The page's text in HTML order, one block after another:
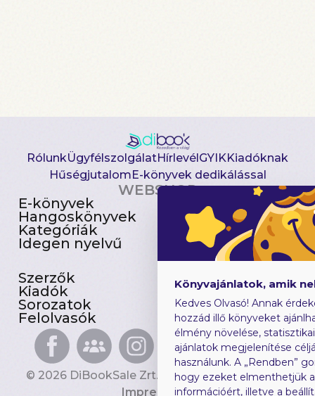
RólunkÜgyfélszolgálatHírlevélGYIKKiadóknak
HűségjutalomE-könyvek dedikálással
WEBSHOP
E-könyvek
Hangoskönyvek
Kategóriák
Idegen nyelvű
Csomagajánlatok
Akciósak
Előjegyezhetők
Újdonságok
Szerzők
Kiadók
Sorozatok
Felolvasók
Gyerekkönyvek
Heti toplista
Ajándékutalvány
Blog
© 2026 DiBookSale Zrt. Minden jog fenntartva.
Impresszum
Könyvajánlatok, amik
Kedves Olvasó! Annak
hozzád illő könyveket
élmény növelése,
ajánlatok megjelenítése
használunk. A „Rendben”
hogy ezeket elmenthetjük
információért, illetve a